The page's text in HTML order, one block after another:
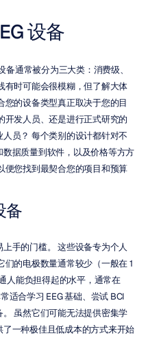
设备
通常被分为三大类：消费级、
有时可能会很模糊，但了解大体
的设备类型真正取决于您的目
开发人员、还是进行正式研究的
员？ 每个类别的设计都针对不
据质量到软件，以及价格等方方
便您找到最契合您的项目和预算
备
手的门槛。 这些设备专为个人
的电极数量通常较少（一般在 1
人能负担得起的水平，通常在
适合学习 EEG 基础、尝试 BCI
虽然它们可能无法提供密集学
一种极佳且低成本的方式来开始